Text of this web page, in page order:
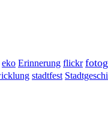
eko Erinnerung flickr
stadtfest